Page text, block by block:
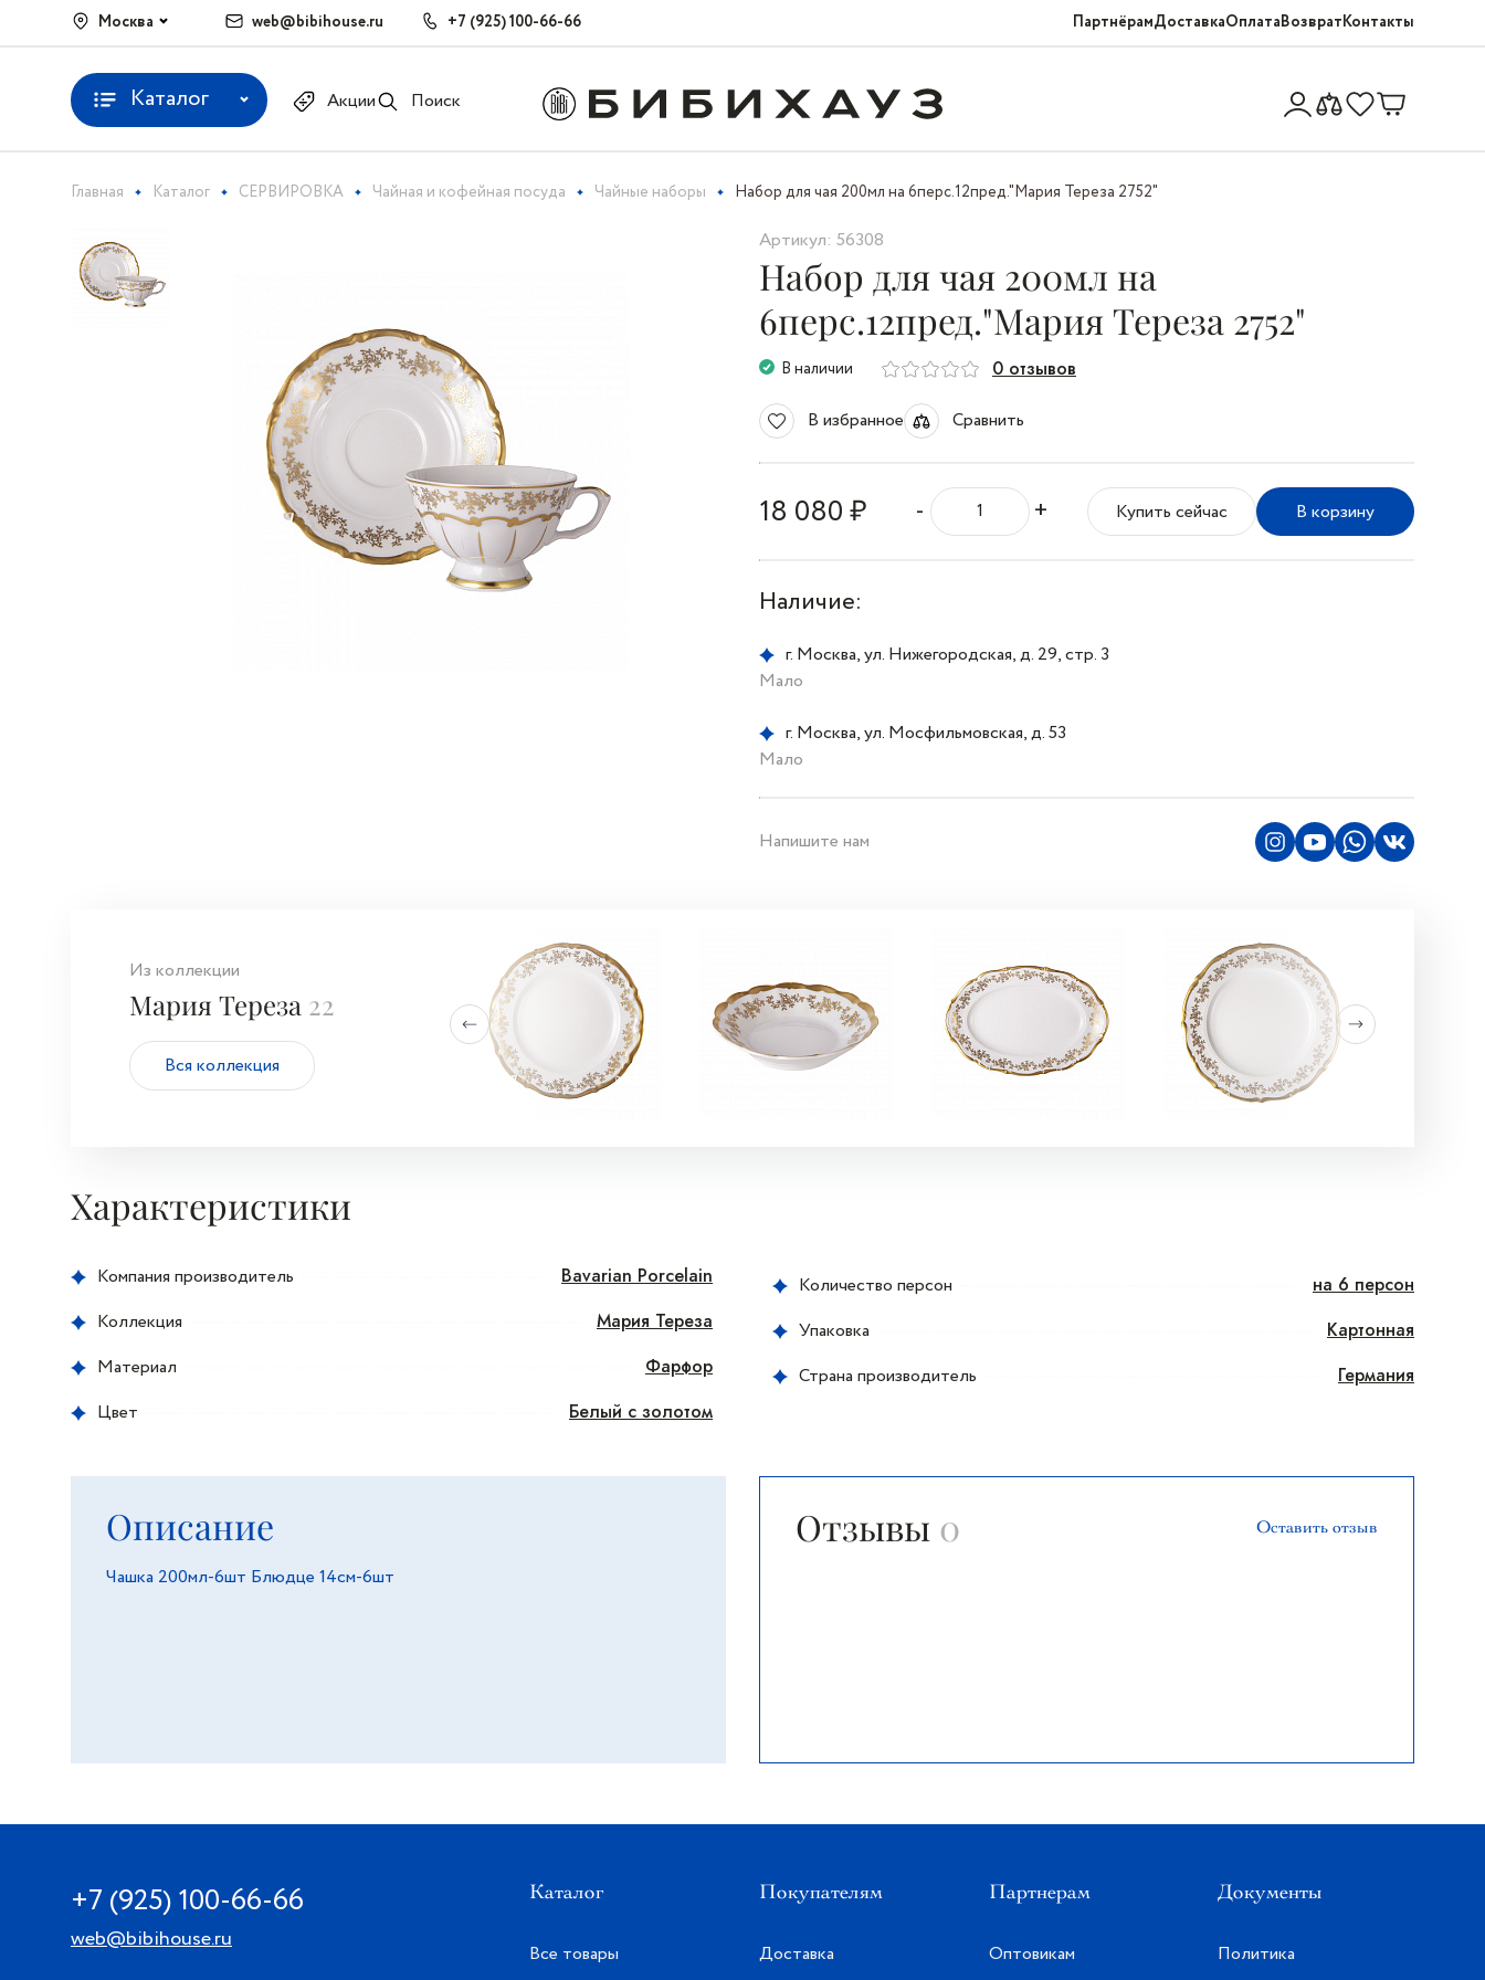
Москва web@bibihouse.ru +7 (925) 100-66-66 ПартнёрамДоставкаОплатаВозвратКонтакты
Каталог Акции Поиск
Главная Каталог СЕРВИРОВКА Чайная и кофейная посуда Чайные наборы Набор для чая 200мл на 6перс.12пред."Мария Тереза 2752"
Артикул: 56308
Набор для чая 200мл на
6перс.12пред."Мария Тереза 2752"
В наличии 0 отзывов
В избранное Сравнить
18 080 ₽ - + Купить сейчас В корзину
Наличие:
г. Москва, ул. Нижегородская, д. 29, стр. 3
Мало
г. Москва, ул. Мосфильмовская, д. 53
Мало
Напишите нам
Из коллекции
Мария Тереза 22
Вся коллекция
Характеристики
Компания производитель
Bavarian Porcelain
Коллекция
Мария Тереза
Материал
Фарфор
Цвет
Белый с золотом
Количество персон
на 6 персон
Упаковка
Картонная
Страна производитель
Германия
Описание
Чашка 200мл-6шт Блюдце 14см-6шт
Отзывы 0 Оставить отзыв
+7 (925) 100-66-66
web@bibihouse.ru
Каталог
Все товары
Покупателям
Доставка
Партнерам
Оптовикам
Документы
Политика